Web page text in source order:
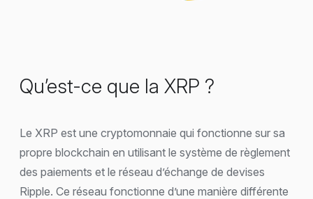
Qu’est-ce que la XRP ?
Le XRP est une cryptomonnaie qui fonctionne sur sa
propre blockchain en utilisant le système de règlement
des paiements et le réseau d’échange de devises
Ripple. Ce réseau fonctionne d’une manière différente